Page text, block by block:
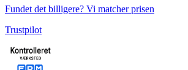
Fundet det billigere? Vi matcher prisen
Trustpilot